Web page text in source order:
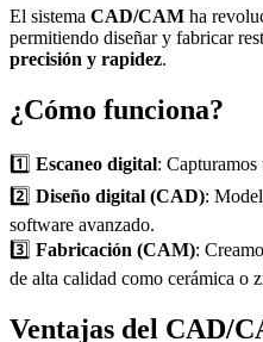
El sistema CAD/CAM ha
permitiendo diseñar y fabricar
precisión y rapidez.
¿Cómo funciona?
1️⃣ Escaneo digital:
2️⃣ Diseño digital (CAD):
software avanzado.
3️⃣ Fabricación (CAM):
de alta calidad como cerámica o
Ventajas del CAD/